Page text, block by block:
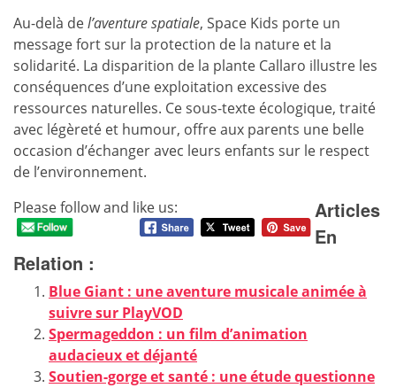
Au-delà del’aventure spatiale, Space Kids porte un
message fort sur la protection de la nature et la
solidarité. La disparition de la plante Callaro illustre les
conséquences d’une exploitation excessive des
ressources naturelles. Ce sous-texte écologique, traité
avec légèreté et humour, offre aux parents une belle
occasion d’échanger avec leurs enfants sur le respect
de l’environnement.
Please follow and like us:
Articles
En
Relation :
Blue Giant : une aventure musicale animée à
suivre sur PlayVOD
Spermageddon : un film d’animation
audacieux et déjanté
Soutien-gorge et santé : une étude questionne